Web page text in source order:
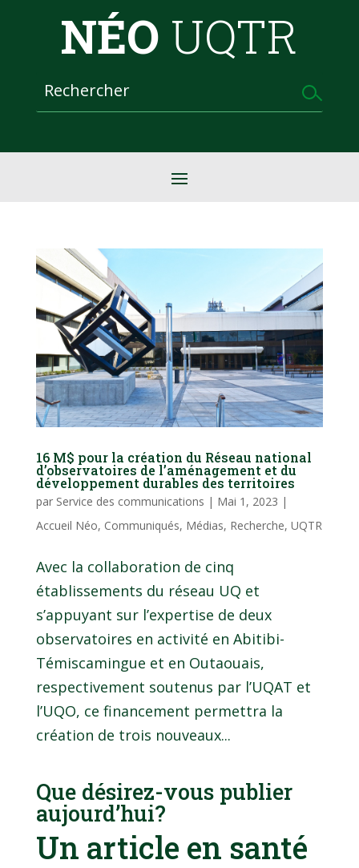
NÉO UQTR
16 M$ pour la création du Réseau national
d’observatoires de l’aménagement et du
développement durables des territoires
par Service des communications | Mai 1, 2023 |
Accueil Néo, Communiqués, Médias, Recherche, UQTR
Avec la collaboration de cinq
établissements du réseau UQ et
s’appuyant sur l’expertise de deux
observatoires en activité en Abitibi-
Témiscamingue et en Outaouais,
respectivement soutenus par l’UQAT et
l’UQO, ce financement permettra la
création de trois nouveaux...
Que désirez-vous publier
aujourd’hui?
Un article en santé